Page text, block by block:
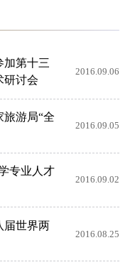
加第十三
研讨会
2016.09.06
游局“全
2016.09.05
专业人才
2016.09.02
届世界两
2016.08.25